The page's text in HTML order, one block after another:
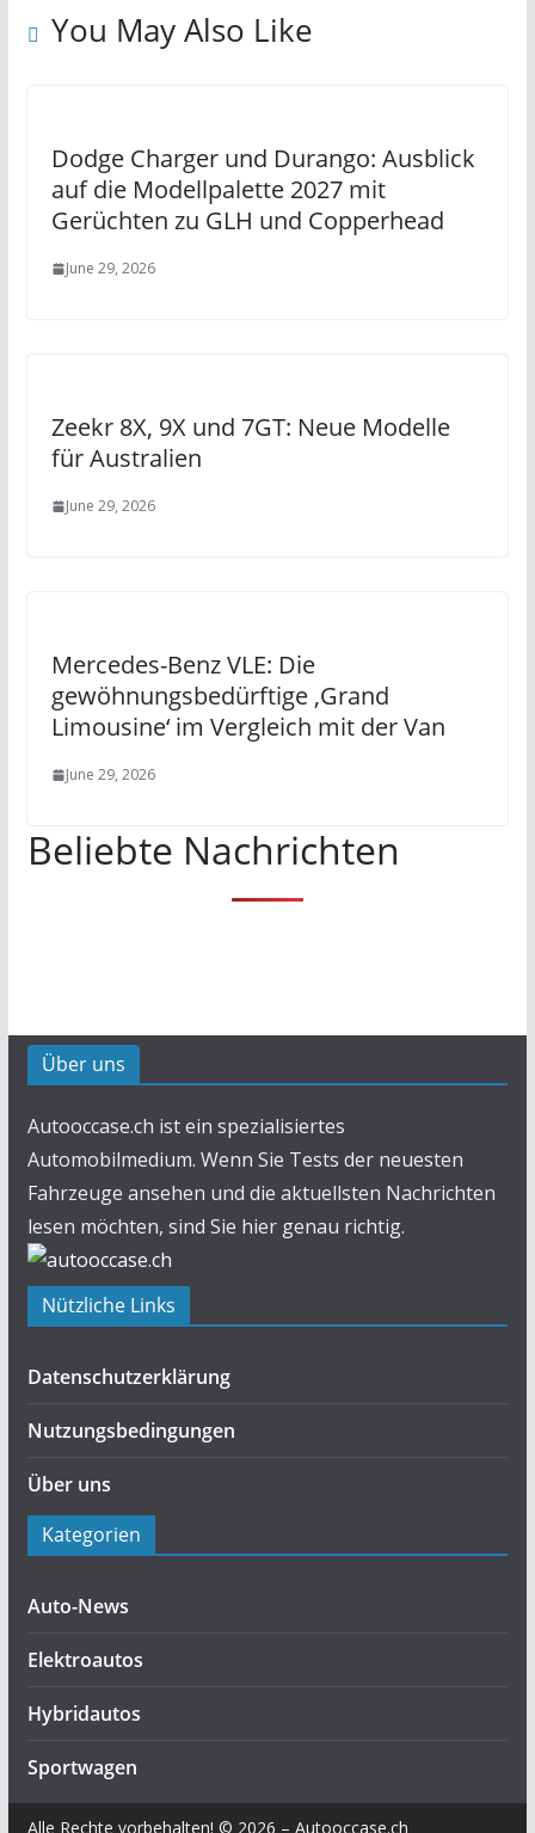
You May Also Like
Dodge Charger und Durango: Ausblick
auf die Modellpalette 2027 mit
Gerüchten zu GLH und Copperhead
June 29, 2026
Zeekr 8X, 9X und 7GT: Neue Modelle
für Australien
June 29, 2026
Mercedes-Benz VLE: Die
gewöhnungsbedürftige ‚Grand
Limousine‘ im Vergleich mit der Van
June 29, 2026
Beliebte Nachrichten
Über uns
Autooccase.ch ist ein spezialisiertes
Automobilmedium. Wenn Sie Tests der neuesten
Fahrzeuge ansehen und die aktuellsten Nachrichten
lesen möchten, sind Sie hier genau richtig.
Nützliche Links
Datenschutzerklärung
Nutzungsbedingungen
Über uns
Kategorien
Auto-News
Elektroautos
Hybridautos
Sportwagen
Alle Rechte vorbehalten! © 2026 – Autooccase.ch